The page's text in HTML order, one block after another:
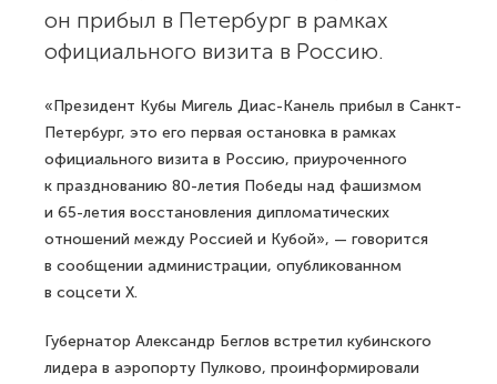
он прибыл в Петербург в рамках
официального визита в Россию.
«Президент Кубы Мигель Диас-Канель прибыл в Санкт-
Петербург, это его первая остановка в рамках
официального визита в Россию, приуроченного
к празднованию 80-летия Победы над фашизмом
и 65-летия восстановления дипломатических
отношений между Россией и Кубой», — говорится
в сообщении администрации, опубликованном
в соцсети Х.
Губернатор Александр Беглов встретил кубинского
лидера в аэропорту Пулково, проинформировали